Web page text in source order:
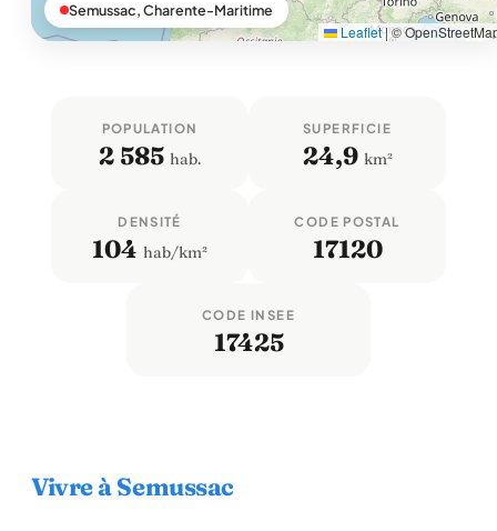
Leaflet|©
Semussac, Charente-Maritime
POPULATION
2 585 hab.
SUPERFICIE
24,9 km²
DENSITÉ
104 hab/km²
CODE POSTAL
17120
CODE INSEE
17425
Vivre à Semussac